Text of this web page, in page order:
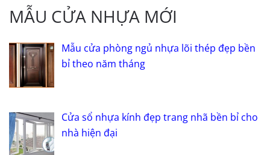
MẪU CỬA NHỰA MỚI
Mẫu cửa phòng ngủ nhựa lõi thép đẹp bền
bỉ theo năm tháng
Cửa sổ nhựa kính đẹp trang nhã bền bỉ cho
nhà hiện đại